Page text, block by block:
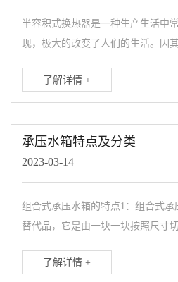
半容积式换热器是一种生产生活中
现，极大的改变了人们的生活。因
热器的使用寿命长短，...
了解详情 +
承压水箱特点及分类
2023-03-14
组合式承压水箱的特点1：组合式
替代品，它是由一块一块按照尺寸
现小范围的渗漏情...
了解详情 +